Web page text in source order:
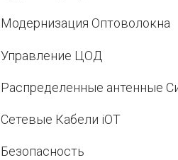
Модернизация Оптоволокна
Управление ЦОД
Распределенные антенные
Сетевые Кабели iOT
Безопасность